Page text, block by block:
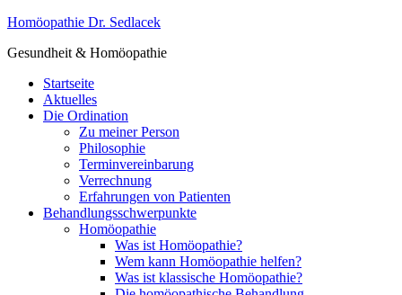
Homöopathie Dr. Sedlacek
Gesundheit & Homöopathie
Startseite
Aktuelles
Die Ordination
Zu meiner Person
Philosophie
Terminvereinbarung
Verrechnung
Erfahrungen von Patienten
Behandlungsschwerpunkte
Homöopathie
Was ist Homöopathie?
Wem kann Homöopathie helfen?
Was ist klassische Homöopathie?